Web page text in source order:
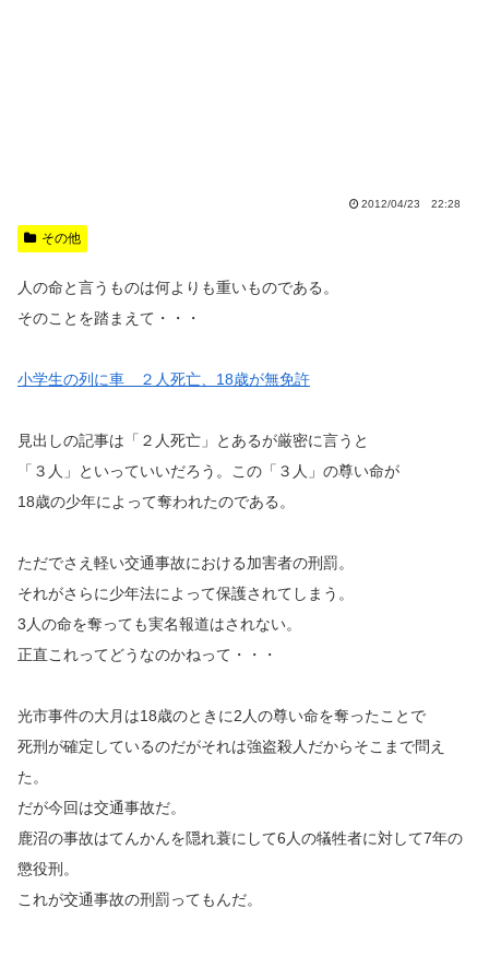
2012/04/23 22:28
その他
人の命と言うものは何よりも重いものである。
そのことを踏まえて・・・
小学生の列に車 ２人死亡、18歳が無免許
見出しの記事は「２人死亡」とあるが厳密に言うと
「３人」といっていいだろう。この「３人」の尊い命が
18歳の少年によって奪われたのである。
ただでさえ軽い交通事故における加害者の刑罰。
それがさらに少年法によって保護されてしまう。
3人の命を奪っても実名報道はされない。
正直これってどうなのかねって・・・
光市事件の大月は18歳のときに2人の尊い命を奪ったことで
死刑が確定しているのだがそれは強盗殺人だからそこまで問え
た。
だが今回は交通事故だ。
鹿沼の事故はてんかんを隠れ蓑にして6人の犠牲者に対して7年の
懲役刑。
これが交通事故の刑罰ってもんだ。